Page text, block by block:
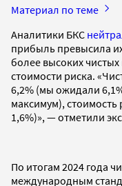
Материал по теме
Аналитики БКС
прибыль превысила
более высоких
стоимости риска.
6,2% (мы ожидали
максимум),
1,6%)», — отметили
По итогам 2024 года
международным